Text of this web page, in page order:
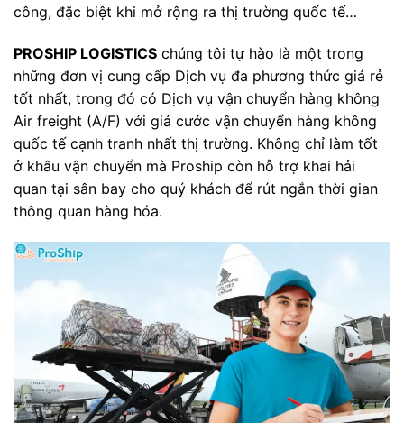
công, đặc biệt khi mở rộng ra thị trường quốc tế…
PROSHIP LOGISTICS chúng tôi tự hào là một trong
những đơn vị cung cấp Dịch vụ đa phương thức giá rẻ
tốt nhất, trong đó có Dịch vụ vận chuyển hàng không
Air freight (A/F) với giá cước vận chuyển hàng không
quốc tế cạnh tranh nhất thị trường. Không chỉ làm tốt
ở khâu vận chuyển mà Proship còn hỗ trợ khai hải
quan tại sân bay cho quý khách để rút ngắn thời gian
thông quan hàng hóa.